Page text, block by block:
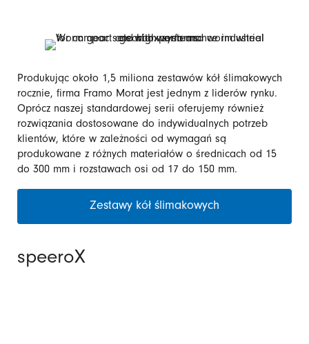
Produkując około 1,5 miliona zestawów kół ślimakowych
rocznie, firma Framo Morat jest jednym z liderów rynku.
Oprócz naszej standardowej serii oferujemy również
rozwiązania dostosowane do indywidualnych potrzeb
klientów, które w zależności od wymagań są
produkowane z różnych materiałów o średnicach od 15
do 300 mm i rozstawach osi od 17 do 150 mm.
Zestawy kół ślimakowych
speeroX